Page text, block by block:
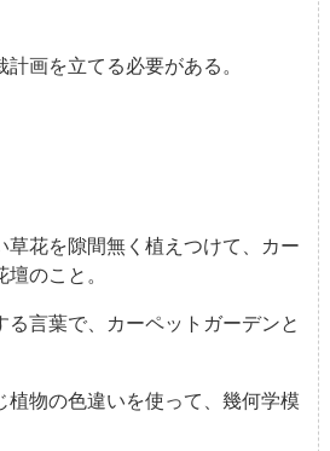
画を立てる必要がある。
花を隙間無く植えつけて、カー
のこと。
言葉で、カーペットガーデンと
物の色違いを使って、幾何学模